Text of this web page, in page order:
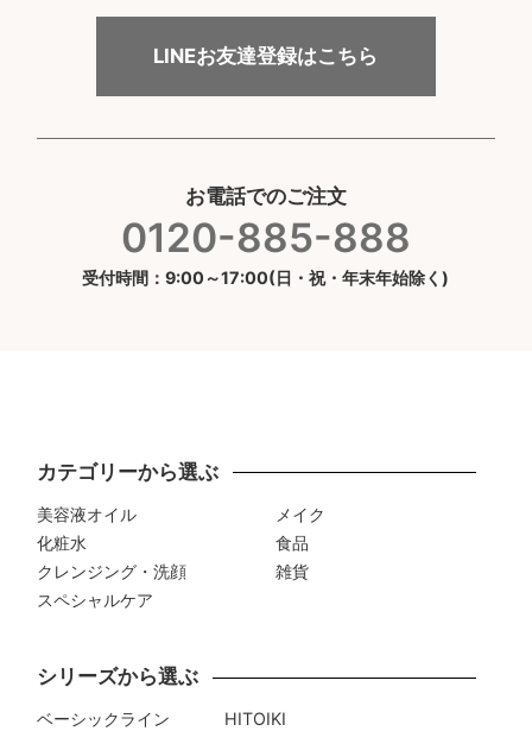
LINEお友達登録はこちら
お電話でのご注文
0120-885-888
受付時間：9:00～17:00(日・祝・年末年始除く)
カテゴリーから選ぶ
美容液オイル
化粧水
クレンジング・洗顔
スペシャルケア
メイク
食品
雑貨
シリーズから選ぶ
ベーシックライン
HITOIKI